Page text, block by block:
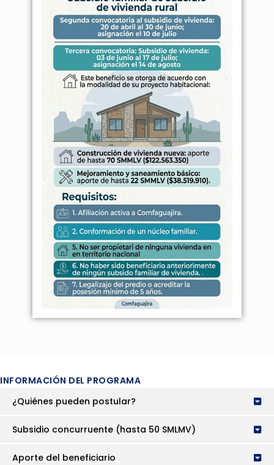
INFORMACIÓN DEL PROGRAMA
¿Quiénes pueden postular?
Subsidio concurruente (hasta 50 SMLMV)
Aporte del beneficiario